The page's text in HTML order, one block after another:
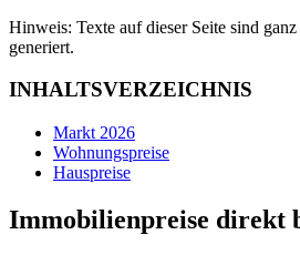
Hinweis: Texte auf dieser Seite sind
generiert.
INHALTSVERZEICHNIS
Markt 2026
Wohnungspreise
Hauspreise
Immobilienpreise direkt